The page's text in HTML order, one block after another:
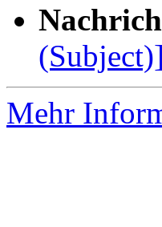
(Subject)]
Mehr